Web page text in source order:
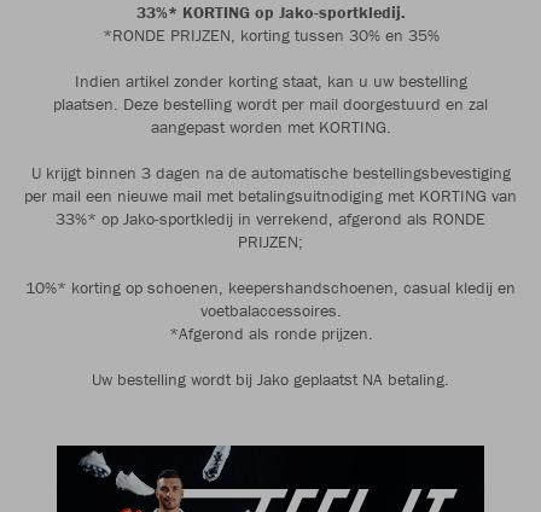
33%* KORTING op Jako-sportkledij.
*RONDE PRIJZEN, korting tussen 30% en 35%
Indien artikel zonder korting staat, kan u uw bestelling
plaatsen. Deze bestelling wordt per mail doorgestuurd en zal
aangepast worden met KORTING.
U krijgt binnen 3 dagen na de automatische bestellingsbevestiging
per mail een nieuwe mail met betalingsuitnodiging met KORTING van
33%* op Jako-sportkledij in verrekend, afgerond als RONDE
PRIJZEN;
10%* korting op schoenen, keepershandschoenen, casual kledij en
voetbalaccessoires.
*Afgerond als ronde prijzen.
Uw bestelling wordt bij Jako geplaatst NA betaling.